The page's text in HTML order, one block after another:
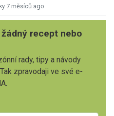
7 měsíců ago
recept nebo
rady, tipy a návody
zpravodaji ve své e-